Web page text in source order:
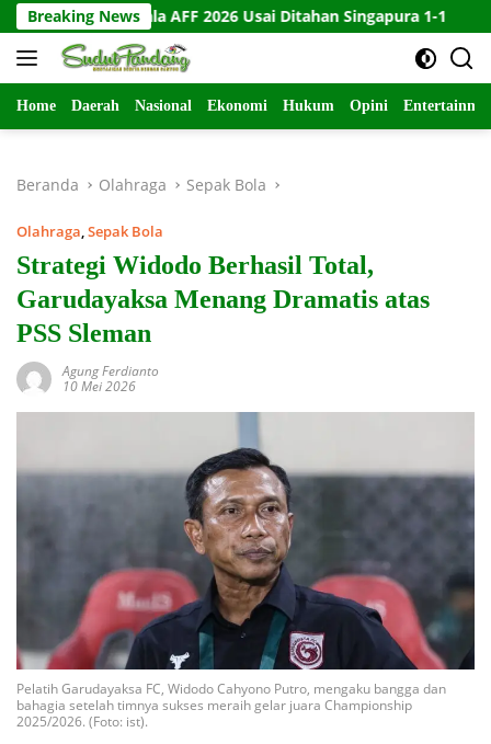
Langsung
ke
konten
Breaking News
Piala AFF 2026 Usai Ditahan Singapura 1-1 10 Kartu
Home Daerah Nasional Ekonomi Hukum Opini
Beranda Olahraga Sepak Bola
Olahraga,Sepak Bola
Strategi Widodo Berhasil Total,
Garudayaksa Menang Dramatis atas
PSS Sleman
Agung Ferdianto
10 Mei 2026
Pelatih Garudayaksa FC, Widodo Cahyono Putro, mengaku bangga dan
bahagia setelah timnya sukses meraih gelar juara Championship
2025/2026. (Foto: ist).